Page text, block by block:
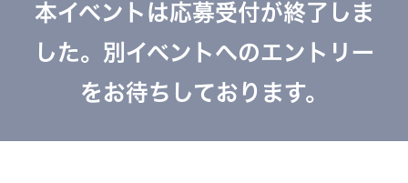
本イベントは応募受付が終了しま
した。別イベントへのエントリー
をお待ちしております。